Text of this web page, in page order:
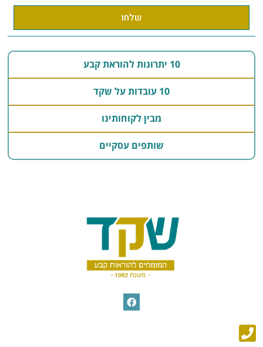
שלחו
10 יתרונות להוראת קבע
10 עובדות על שקד
מבין לקוחותינו
שותפים עסקיים